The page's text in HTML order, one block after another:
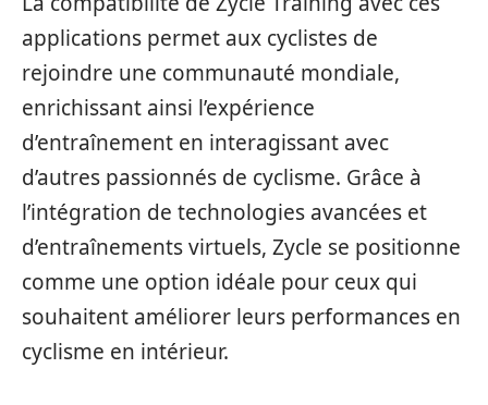
applications permet aux cyclistes de
rejoindre une communauté mondiale,
enrichissant ainsi l’expérience
d’entraînement en interagissant avec
d’autres passionnés de cyclisme. Grâce à
l’intégration de technologies avancées et
d’entraînements virtuels, Zycle se positionne
comme une option idéale pour ceux qui
souhaitent améliorer leurs performances en
cyclisme en intérieur.